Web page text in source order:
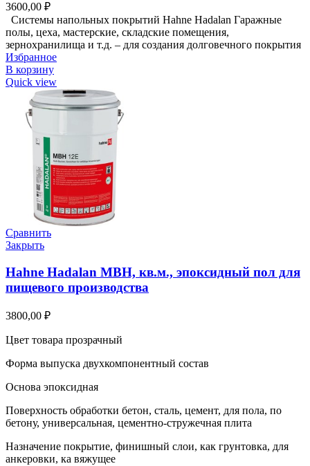
3600,00 ₽
Системы напольных покрытий Hahne Hadalan Гаражные
полы, цеха, мастерские, складские помещения,
зернохранилища и т.д. – для создания долговечного покрытия
Избранное
В корзину
Quick view
Сравнить
Закрыть
Hahne Hadalan MBH, кв.м., эпоксидный пол для
пищевого производства
3800,00 ₽
Цвет товара прозрачный
Форма выпуска двухкомпонентный состав
Основа эпоксидная
Поверхность обработки бетон, сталь, цемент, для пола, по
бетону, универсальная, цементно-стружечная плита
Назначение покрытие, финишный слои, как грунтовка, для
анкеровки, ка вяжущее